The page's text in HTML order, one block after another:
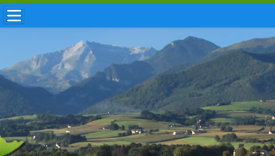
ACCUEIL / INFOS
MUNICIPALITÉ
VIE LOCALE
ENFANCE
TOURISME